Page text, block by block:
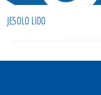
JESOLO LIDO